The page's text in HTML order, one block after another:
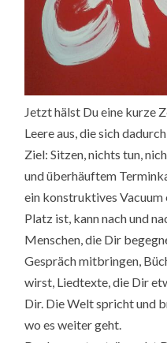
Jetzt hälst Du eine kurze
Leere aus, die sich
Ziel: Sitzen, nichts tun,
und überhäuftem
ein konstruktives Vacuum
Platz ist, kann nach und
Menschen, die Dir
Gespräch mitbringen,
wirst, Liedtexte, die Dir
Dir. Die Welt spricht und
wo es weiter geht.